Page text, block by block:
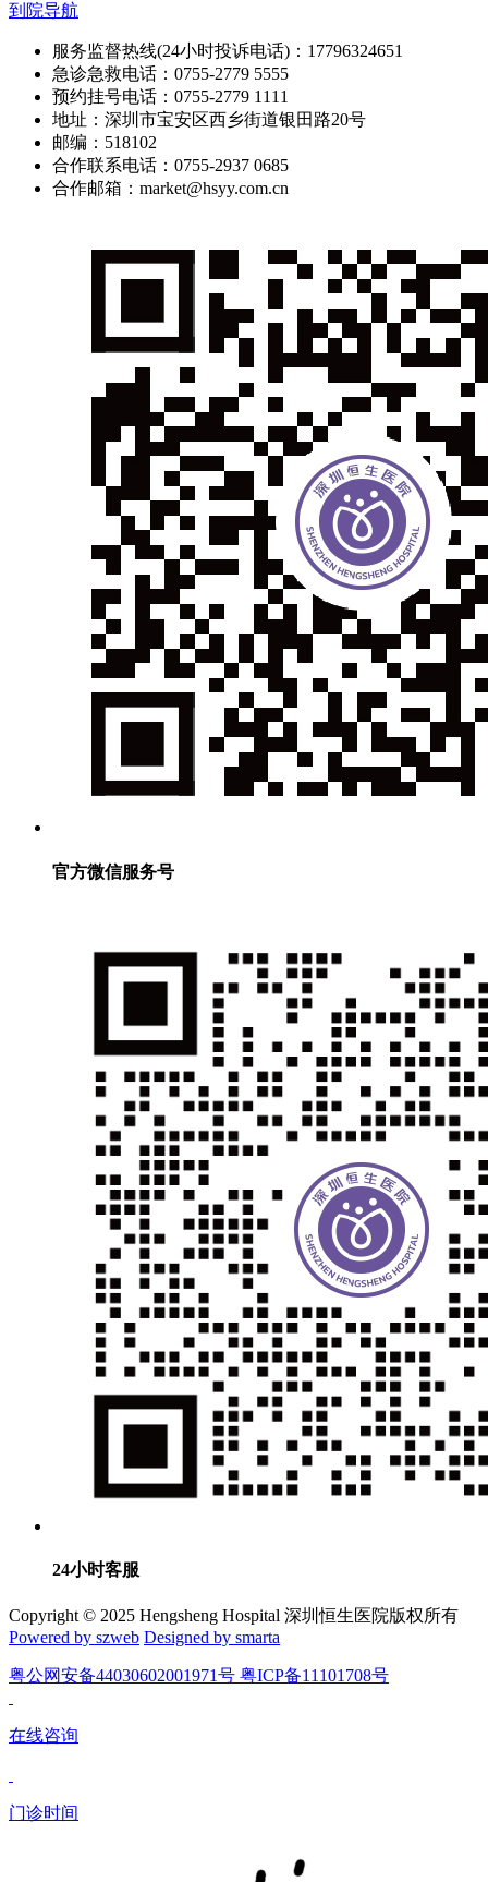
到院导航
服务监督热线(24小时投诉电话)：17796324651
急诊急救电话：0755-2779 5555
预约挂号电话：0755-2779 1111
地址：深圳市宝安区西乡街道银田路20号
邮编：518102
合作联系电话：0755-2937 0685
合作邮箱：market@hsyy.com.cn
官方微信服务号
24小时客服
Copyright © 2025 Hengsheng Hospital 深圳恒生医院版权所有
Powered by szweb Designed by smarta
粤公网安备44030602001971号 粤ICP备11101708号
在线咨询
门诊时间